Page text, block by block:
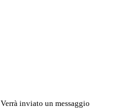
Verrà inviato un messaggio